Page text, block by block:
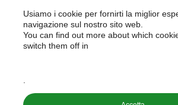
FORMAZIONE PER LE
FORMAZIONE
PROGETTI EUROPEI
Copyright © 2026
Usiamo i cookie per fornirti la miglior
navigazione sul nostro sito web.
You can find out more about which
switch them off in